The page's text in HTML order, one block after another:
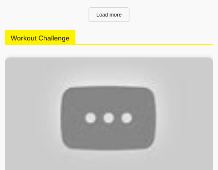
Load more
Workout Challenge